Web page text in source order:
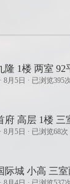
隆 1楼 两室 92
8月5日 · 已浏览395
府 高层 1楼 三
8月5日 · 已浏览68次
际城 小高 三